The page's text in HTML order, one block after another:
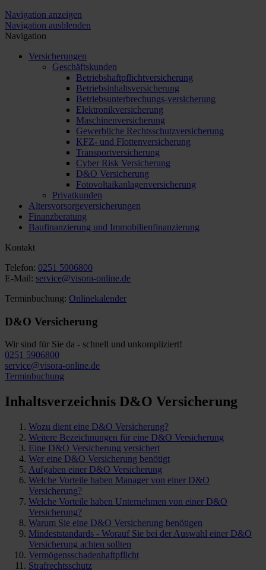
Navigation anzeigen
Navigation ausblenden
Navigation
Versicherungen
Geschäftskunden
Betriebshaftpflichtversicherung
Betriebsinhaltsversicherung
Betriebsunterbrechungs-versicherung
Elektronikversicherung
Maschinenversicherung
Gewerbliche Rechtsschutzversicherung
KFZ- und Flottenversicherung
Transportversicherung
Cyber Risk Versicherung
D&O Versicherung
Fotovoltaikanlagenversicherung
Privatkunden
Altersvorsorgeversicherungen
Finanzberatung
Baufinanzierung und Immobilienfinanzierung
Kontakt
Telefon: 0251 5906800
E-Mail: service@visora-online.de
Terminbuchung: Onlinekalender
D&O Versicherung
Wir sind für Sie da - schnell und unkompliziert!
0251 5906800
service@visora-online.de
Terminbuchung
Inhaltsverzeichnis D&O Versicherung
Wozu dient eine D&O Versicherung?
Weitere Bezeichnungen für eine D&O Versicherung
Eine D&O Versicherung versichert
Wer eine D&O Versicherung benötigt
Aufgaben einer D&O Versicherung
Welche Vorteile haben Manager von einer D&O
Versicherung?
Welche Vorteile haben Unternehmen von einer D&O
Versicherung?
Warum Sie eine D&O Versicherung benötigen
Mindeststandards - Worauf Sie bei der Auswahl einer D&O
Versicherung achten sollten
Vermögensschadenhaftpflicht
Strafrechtsschutz